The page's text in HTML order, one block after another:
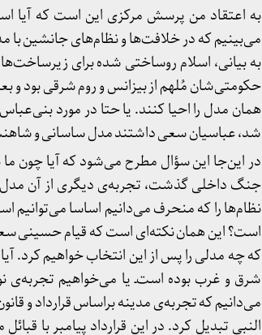
به اعتقاد من پرسش مرکزی این است که آیا
می‌بینیم که در خلافت‌ها و نظام‌های جانشین
به بیانی، اسلام روساختی شده برای
حکومتی‌شان مُلهم از بیزانس و روم شرقی بود و
همان مدل را احیا کنند. یا حتا در مورد
شد، عباسیان سعی داشتند مدل ساسانی و
در این‌جا این سؤال مطرح می‌شود که آیا چون
جنگ داخلی گذشت، تجربه‌ی دیگری از آن مدل
نظام‌ها را که منحرف می‌دانیم اساسا می‌توانیم
است؟ این همان نکته‌ای‌ است که قیام حسینی
که چه مدلی را پس از این انتخاب خواهیم کرد.
شرق و غرب بوده است‌ـ یا می‌خواهیم تجربه‌ی
می‌دانیم که تجربه‌ی مدینه براساس قرارداد و
النبی تبدیل کرد. در این قرارداد پیامبر با